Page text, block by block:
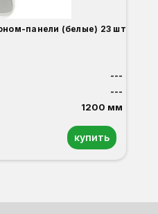
панели (белые) 23 шт
---
---
1200 мм
купить